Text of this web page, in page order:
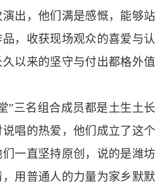
出，他们满是感慨，能够站
品，收获现场观众的喜爱与认
以来的坚守与付出都格外值
三名组合成员都是土生土长
唱的热爱，他们成立了这个
一直坚持原创，说的是潍坊
用普通人的力量为家乡默默